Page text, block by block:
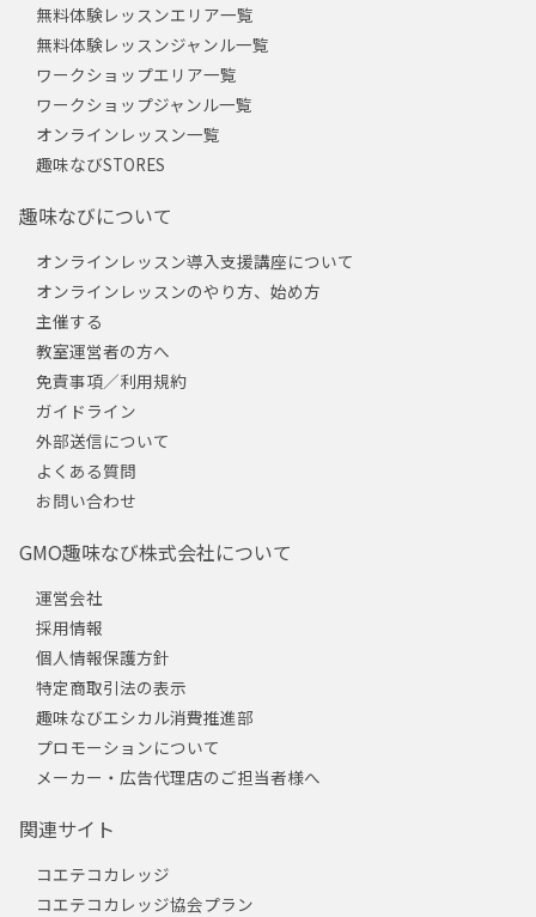
無料体験レッスンエリア一覧
無料体験レッスンジャンル一覧
ワークショップエリア一覧
ワークショップジャンル一覧
オンラインレッスン一覧
趣味なびSTORES
趣味なびについて
オンラインレッスン導入支援講座について
オンラインレッスンのやり方、始め方
主催する
教室運営者の方へ
免責事項／利用規約
ガイドライン
外部送信について
よくある質問
お問い合わせ
GMO趣味なび株式会社について
運営会社
採用情報
個人情報保護方針
特定商取引法の表示
趣味なびエシカル消費推進部
プロモーションについて
メーカー・広告代理店のご担当者様へ
関連サイト
コエテコカレッジ
コエテコカレッジ協会プラン